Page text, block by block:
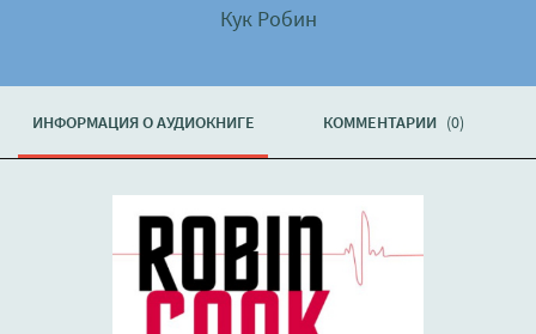
Кук Робин
ИНФОРМАЦИЯ О АУДИОКНИГЕ КОММЕНТАРИИ (0)